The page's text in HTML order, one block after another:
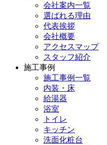
会社案内一覧
選ばれる理由
代表挨拶
会社概要
アクセスマップ
スタッフ紹介
施工事例
施工事例一覧
内装・床
給湯器
浴室
トイレ
キッチン
洗面化粧台